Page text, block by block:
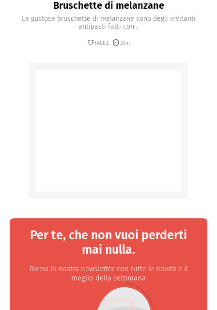
Bruschette di melanzane
Le gustose bruschette di melanzane sono degli invitanti
antipasti fatti con...
FACILE 20m
Per te, che non vuoi perderti
mai nulla.
Ricevi la nostra newsletter con tutte le novità e il
meglio della settimana